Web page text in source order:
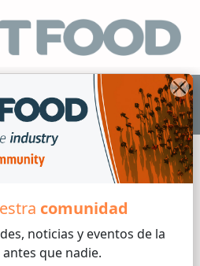
comunidad
noticias y eventos de la
que nadie.
ES